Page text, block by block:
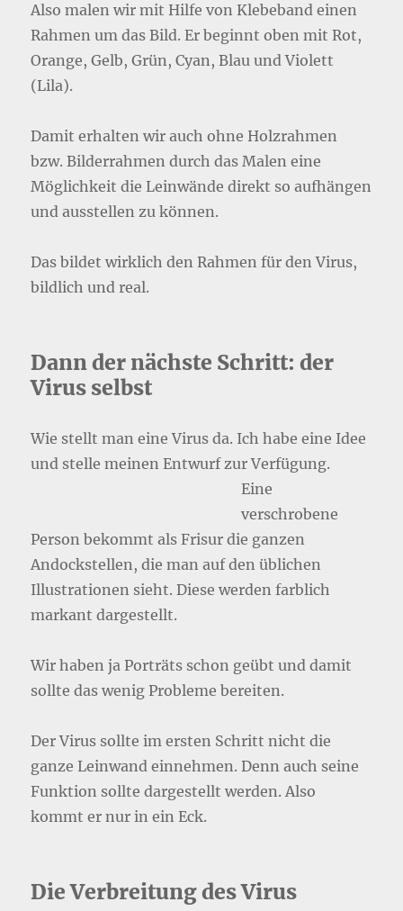
Also malen wir mit Hilfe von Klebeband einen
Rahmen um das Bild. Er beginnt oben mit Rot,
Orange, Gelb, Grün, Cyan, Blau und Violett
(Lila).
Damit erhalten wir auch ohne Holzrahmen
bzw. Bilderrahmen durch das Malen eine
Möglichkeit die Leinwände direkt so aufhängen
und ausstellen zu können.
Das bildet wirklich den Rahmen für den Virus,
bildlich und real.
Dann der nächste Schritt: der
Virus selbst
Wie stellt man eine Virus da. Ich habe eine Idee
und stelle meinen Entwurf zur Verfügung.
Eine
verschrobene
Person bekommt als Frisur die ganzen
Andockstellen, die man auf den üblichen
Illustrationen sieht. Diese werden farblich
markant dargestellt.
Wir haben ja Porträts schon geübt und damit
sollte das wenig Probleme bereiten.
Der Virus sollte im ersten Schritt nicht die
ganze Leinwand einnehmen. Denn auch seine
Funktion sollte dargestellt werden. Also
kommt er nur in ein Eck.
Die Verbreitung des Virus